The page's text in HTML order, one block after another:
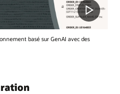
basé sur GenAI avec des